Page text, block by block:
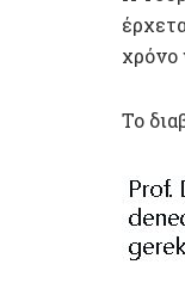
χρόνο
Το